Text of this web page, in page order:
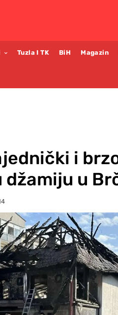
Tuzla I TK BiH Magazin
i
džamiju u